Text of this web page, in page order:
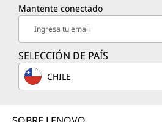
Mantente conectado
Ingresa tu email
SELECCIÓN DE PAÍS
CHILE